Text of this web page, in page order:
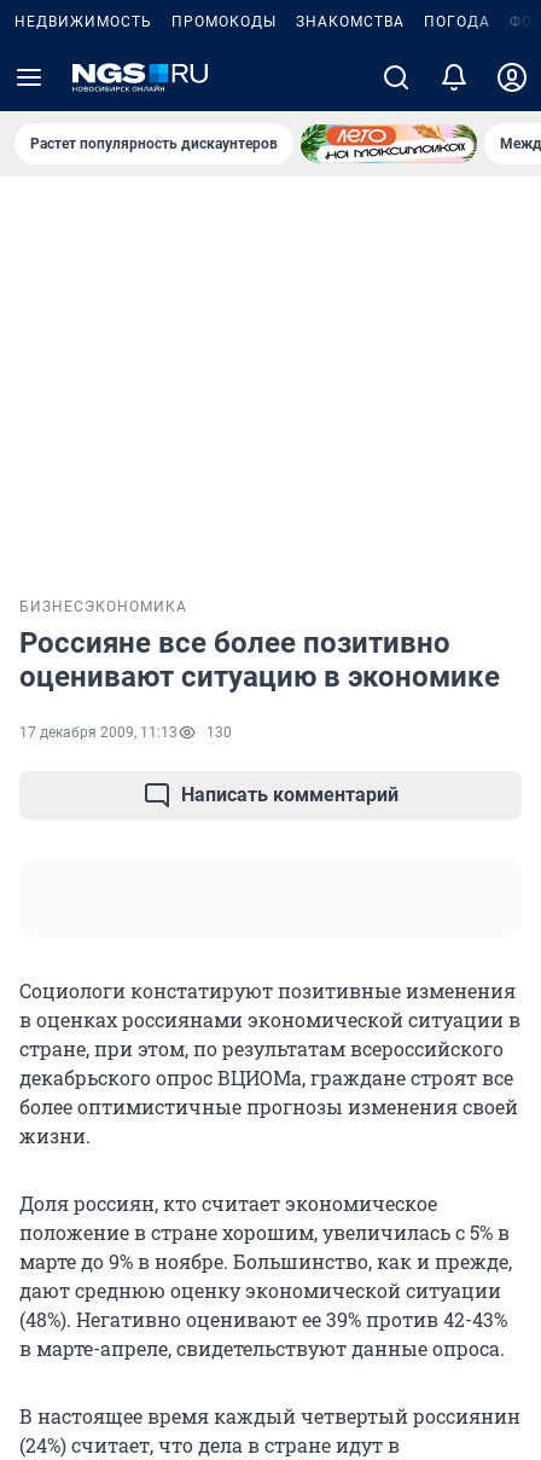
НЕДВИЖИМОСТЬ ПРОМОКОДЫ ЗНАКОМСТВА ПОГОДА
Растет популярность дискаунтеров
БИЗНЕС ЭКОНОМИКА
Россияне все более позитивно
оценивают ситуацию в экономике
17 декабря 2009, 11:13 130
Написать комментарий
Социологи констатируют позитивные изменения
в оценках россиянами экономической ситуации в
стране, при этом, по результатам всероссийского
декабрьского опрос ВЦИОМа, граждане строят все
более оптимистичные прогнозы изменения своей
жизни.
Доля россиян, кто считает экономическое
положение в стране хорошим, увеличилась с 5% в
марте до 9% в ноябре. Большинство, как и прежде,
дают среднюю оценку экономической ситуации
(48%). Негативно оценивают ее 39% против 42-43%
в марте-апреле, свидетельствуют данные опроса.
В настоящее время каждый четвертый россиянин
(24%) считает, что дела в стране идут в